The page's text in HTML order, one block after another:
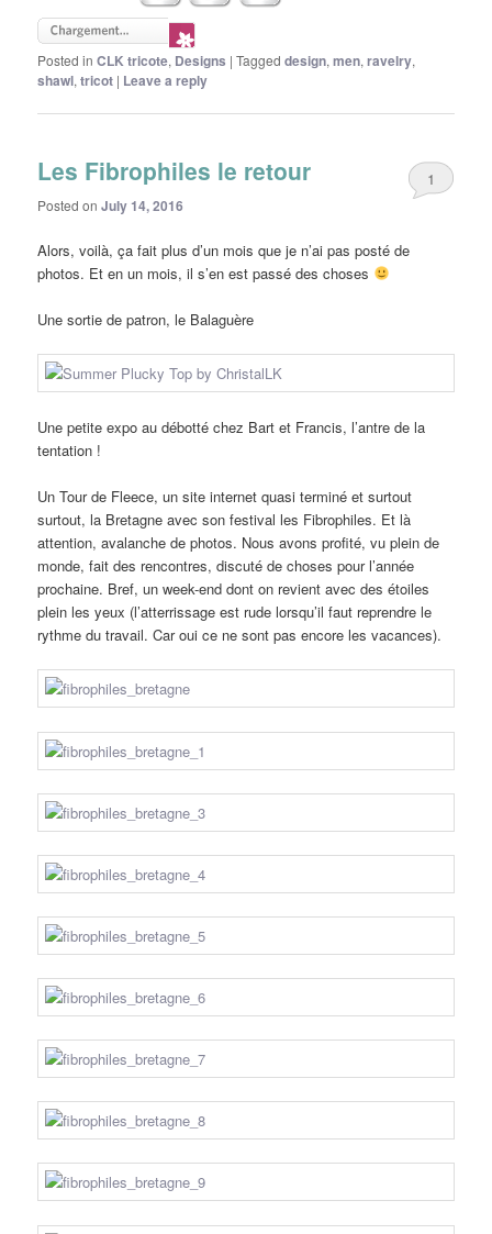
Posted in CLK tricote, Designs |Tagged design,men,ravelry,
shawl,tricot | Leave a reply
Les Fibrophiles le retour
Posted onJuly 14, 2016
1
Alors, voilà, ça fait plus d’un mois que je n’ai pas posté de
photos. Et en un mois, il s’en est passé des choses
Une sortie de patron, le Balaguère
Une petite expo au débotté chez Bart et Francis, l’antre de la
tentation !
Un Tour de Fleece, un site internet quasi terminé et surtout
surtout, la Bretagne avec son festival les Fibrophiles. Et là
attention, avalanche de photos. Nous avons profité, vu plein de
monde, fait des rencontres, discuté de choses pour l’année
prochaine. Bref, un week-end dont on revient avec des étoiles
plein les yeux (l’atterrissage est rude lorsqu’il faut reprendre le
rythme du travail. Car oui ce ne sont pas encore les vacances).